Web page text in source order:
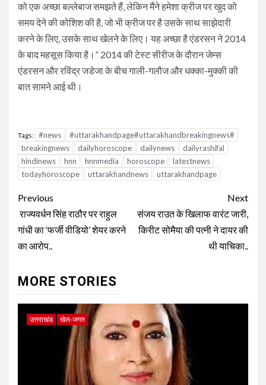
को एक अच्छा बल्लेबाज समझते हैं, लेकिन मैंने हमेशा क्रीज पर खुद को
समय देने की कोशिश की है, जो भी क्रीज पर है उसके साथ साझेदारी
करने के लिए, उसके साथ खेलने के लिए। यह अच्छा है एंडरसन ने 2014
के बाद महसूस किया है।” 2014 की टेस्ट सीरीज के दौरान जेम्स
एंडरसन और रविंद्र जडेजा के बीच गाली-गलौज और धक्का-मुक्की की
बात सामने आई थी।
Tags: #news
#uttarakhandpage#uttarakhandbreakingnews#
breakingnews
dailyhoroscope dailynews
dailyrashifal
hindinews
hnn hnnmedia horoscope
latestnews
todayhoroscope
uttarakhandnews uttarakhandpage
Continue
Reading
Previous
राज्यवर्धन सिंह राठौर पर राहुल
गांधी का ‘फर्जी वीडियो’ शेयर करने
का आरोप..
Next
संजय राउत के खिलाफ वारंट जारी,
किरीट सोमैया की पत्नी ने दायर की
थी याचिका..
MORE STORIES
उत्तराखंड खेल-जगत